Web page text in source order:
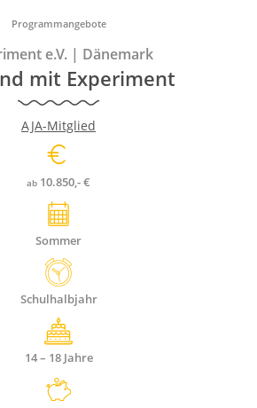
Programmangebote
e.V. | Dänemark
mit Experiment
AJA-Mitglied
ab 10.850,- €
Sommer
Schulhalbjahr
14 – 18 Jahre